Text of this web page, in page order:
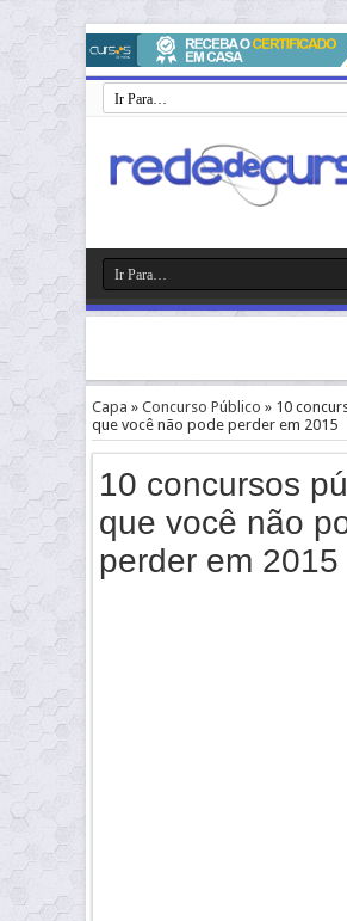
Capa » Concurso Público » 10
que você não pode perder em 2015
10 concursos
que você não
perder em 2015